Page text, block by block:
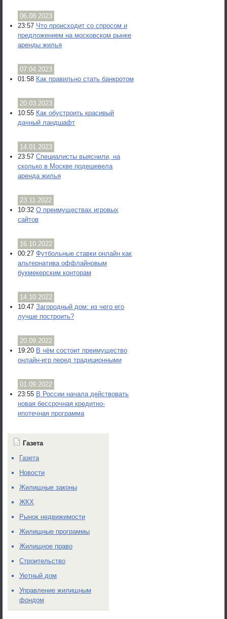
06.08.2023
23:57 Что происходит со спросом и
предложением на московском рынке
аренды жилья
07.04.2023
01:58 Как правильно стать банкротом
20.03.2023
10:55 Как обустроить красивый
дачный ландшафт
14.01.2023
23:57 Специалисты выяснили, на
сколько в Москве подешевела
аренда жилья
23.11.2022
10:32 О преимуществах игровых
сайтов
16.10.2022
00:27 Футбольные ставки онлайн как
альтернатива оффлайновым
букмекерским конторам
14.10.2022
10:47 Загородный дом: из чего его
лучше построить?
20.09.2022
19:20 В чём состоит преимущество
онлайн-игр перед традиционными
01.09.2022
23:55 В России начала действовать
новая бессрочная кредитно-
ипотечная программа
Газета
Газета
Новости
Жилищные законы
ЖКХ
Рынок недвижимости
Жилищные программы
Жилищное право
Строительство
Уютный дом
Управление жилищным
фондом